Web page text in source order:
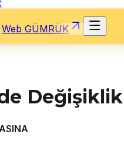
Web GÜMRÜK
Değişiklik